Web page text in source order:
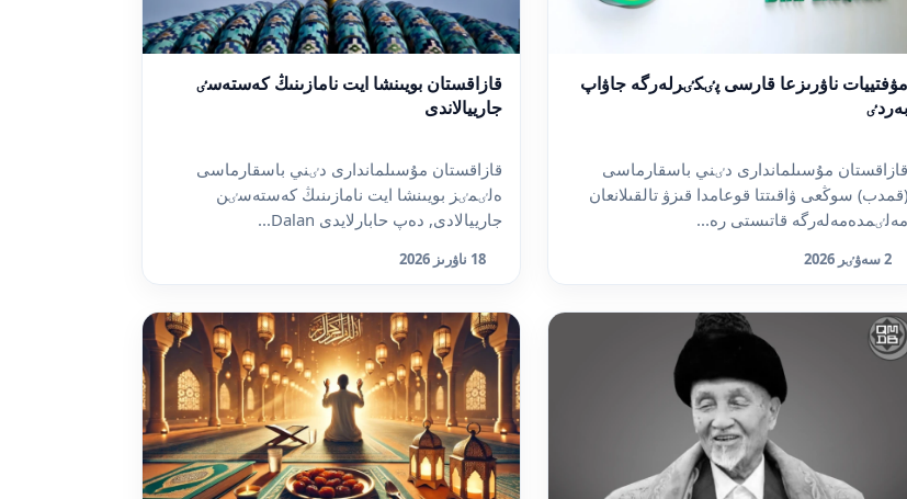
مۋفتييات ناۋرىزعا قارسى پٸكٸرلەرگە جاۋاپ
بەردٸ
قازاقستان مۇسىلماندارى دٸني باسقارماسى
(قمدب) سوڭعى ۋاقىتتا قوعامدا قىزۋ تالقىلانعان
مەلٸمدەمەلەرگە قاتىستى رە...
2 سەۋٸر 2026
قازاقستان بويىنشا ايت نامازىنىڭ كەستەسٸ
جارييالاندى
قازاقستان مۇسىلماندارى دٸني باسقارماسى
ەلٸمٸز بويىنشا ايت نامازىنىڭ كەستەسٸن
جارييالادى, دەپ حابارلايدى Dalan...
18 ناۋرىز 2026